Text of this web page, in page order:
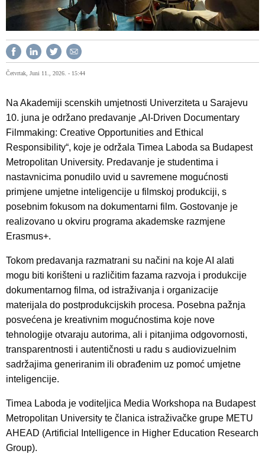
Četvrtak, Juni 11., 2026. - 15:44
Na Akademiji scenskih umjetnosti Univerziteta u Sarajevu
10. juna je održano predavanje „AI-Driven Documentary
Filmmaking: Creative Opportunities and Ethical
Responsibility“, koje je održala Timea Laboda sa Budapest
Metropolitan University. Predavanje je studentima i
nastavnicima ponudilo uvid u savremene mogućnosti
primjene umjetne inteligencije u filmskoj produkciji, s
posebnim fokusom na dokumentarni film. Gostovanje je
realizovano u okviru programa akademske razmjene
Erasmus+.
Tokom predavanja razmatrani su načini na koje AI alati
mogu biti korišteni u različitim fazama razvoja i produkcije
dokumentarnog filma, od istraživanja i organizacije
materijala do postprodukcijskih procesa. Posebna pažnja
posvećena je kreativnim mogućnostima koje nove
tehnologije otvaraju autorima, ali i pitanjima odgovornosti,
transparentnosti i autentičnosti u radu s audiovizuelnim
sadržajima generiranim ili obrađenim uz pomoć umjetne
inteligencije.
Timea Laboda je voditeljica Media Workshopa na Budapest
Metropolitan University te članica istraživačke grupe METU
AHEAD (Artificial Intelligence in Higher Education Research
Group).